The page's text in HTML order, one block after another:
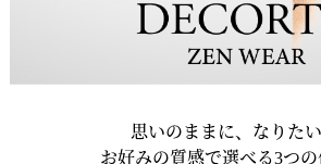
思いのままに、なりた
お好みの質感で選べる3つの